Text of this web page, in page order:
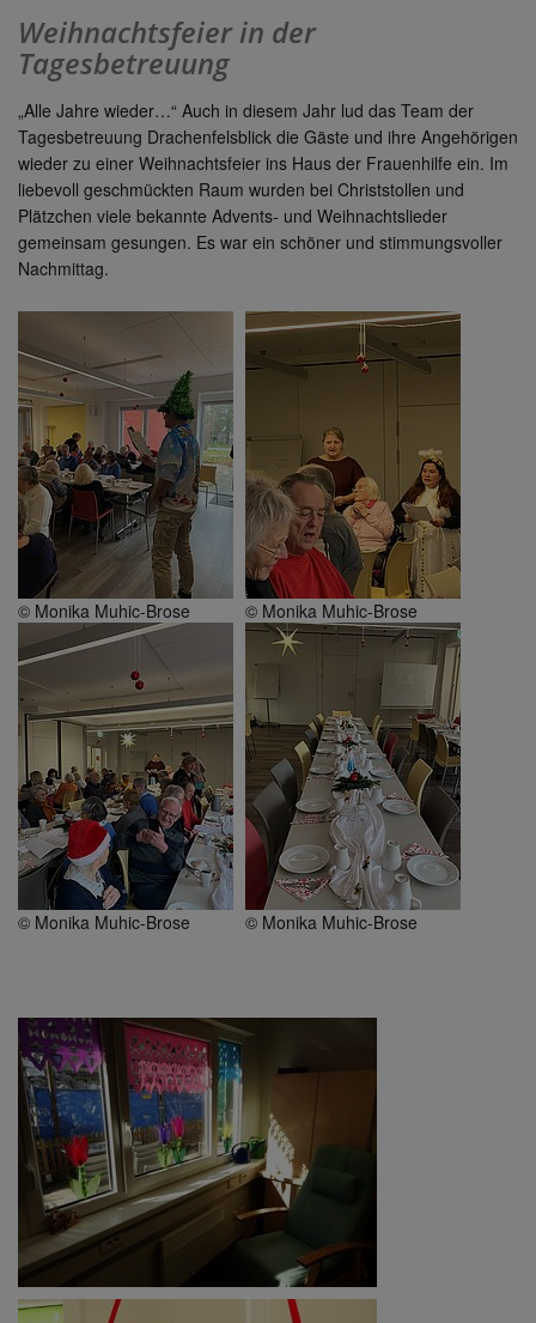
Weihnachtsfeier in der
Tagesbetreuung
„Alle Jahre wieder…“ Auch in diesem Jahr lud das Team der
Tagesbetreuung Drachenfelsblick die Gäste und ihre Angehörigen
wieder zu einer Weihnachtsfeier ins Haus der Frauenhilfe ein. Im
liebevoll geschmückten Raum wurden bei Christstollen und
Plätzchen viele bekannte Advents- und Weihnachtslieder
gemeinsam gesungen. Es war ein schöner und stimmungsvoller
Nachmittag.
© Monika Muhic-Brose © Monika Muhic-Brose
© Monika Muhic-Brose © Monika Muhic-Brose